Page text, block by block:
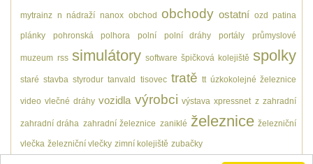
mytrainz n nádraží nanox obchod obchody ostatní ozd patina
plánky pohronská polhora polní polní dráhy portály průmyslové
muzeum rss simulátory software špičková kolejiště spolky
staré stavba styrodur tanvald tisovec tratě tt úzkokolejné železnice
video vlečné dráhy vozidla výrobci výstava xpressnet z zahradní
zahradní dráha zahradní železnice zaniklé železnice železniční
vlečka železniční vlečky zimní kolejiště zubačky